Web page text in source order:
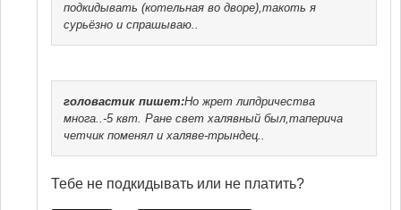
подкидывать (котельная во дворе),такоть я
сурьёзно и спрашываю..
головастик пишет:Но жрет липдричества
многа..-5 квт. Ране свет халявный был,таперича
четчик поменял и халяве-трындец..
Тебе не подкидывать или не платить?